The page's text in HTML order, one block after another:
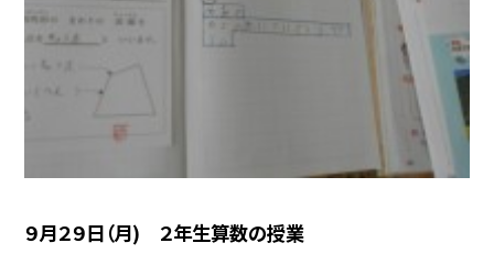
９月２９日（月) ２年生算数の授業